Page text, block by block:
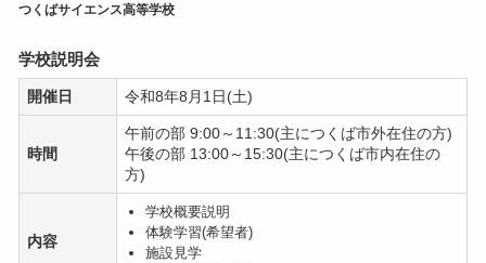
つくばサイエンス高等学校
学校説明会
開催日 令和8年8月1日(土)
時間
午前の部 9:00～11:30(主につくば市外在住の方)
午後の部 13:00～15:30(主につくば市内在住の
方)
内容
学校概要説明
体験学習(希望者)
施設見学